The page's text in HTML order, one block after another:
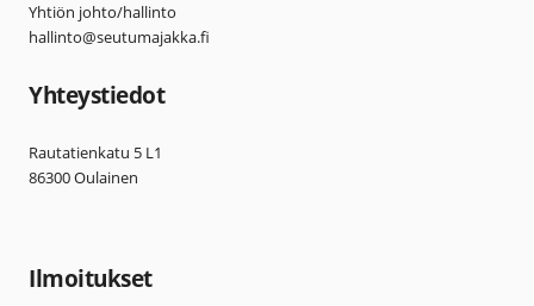
Yhtiön johto/hallinto
hallinto@seutumajakka.fi
Yhteystiedot
Rautatienkatu 5 L1
86300 Oulainen
Ilmoitukset